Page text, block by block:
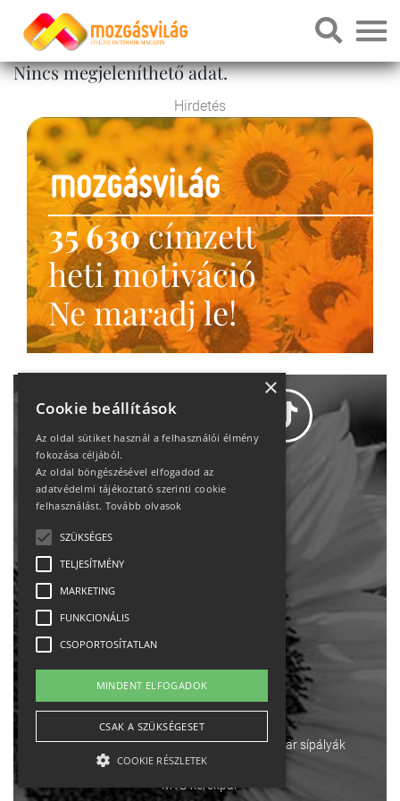
Nincs megjeleníthető adat.
Hirdetés
35 630címzett
heti motiváció
Ne maradj le!
Adatvédelem
Impresszum-kapcsolat
English
Ebike Osztrák sípályák Magyar sípályák
MTB kerékpár
×
Cookie beállítások
Az oldal sütiket használ a felhasználói élmény
fokozása céljából.
Az oldal böngészésével elfogadod az
adatvédelmi tájékoztató szerinti cookie
felhasználást. Tovább olvasok
SZÜKSÉGES
TELJESÍTMÉNY
MARKETING
FUNKCIONÁLIS
CSOPORTOSÍTATLAN
MINDENT ELFOGADOK
CSAK A SZÜKSÉGESET
COOKIE RÉSZLETEK